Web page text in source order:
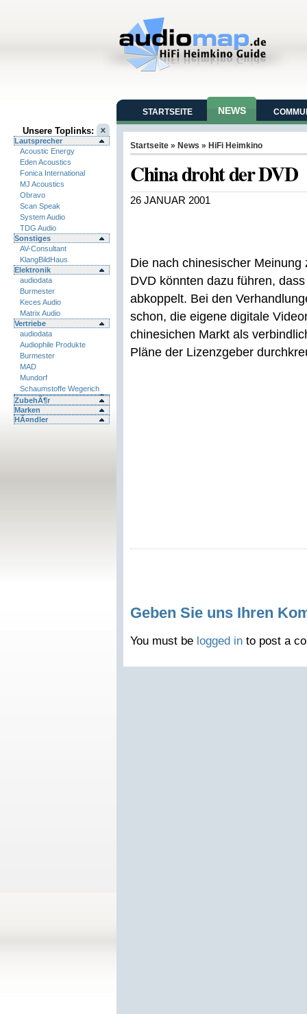
Unsere Toplinks:
Lautsprecher
Acoustic Energy
Eden Acoustics
Fonica International
MJ Acoustics
Obravo
Scan Speak
System Audio
TDG Audio
Sonstiges
AV-Consultant
KlangBildHaus
Elektronik
audiodata
Burmester
Keces Audio
Matrix Audio
Vertriebe
audiodata
Audiophile Produkte
Burmester
MAD
Mundorf
Schaumstoffe Wegerich
ZubehÃ¶r
Marken
HÃ¤ndler
STARTSEITE NEWS
Startseite » News » HiFi Heimkino
China droht der DVD
26 JANUAR 2001
Die nach chinesischer
DVD könnten dazu führen,
abkoppelt. Bei den
schon, die eigene digitale
chinesichen Markt als
Pläne der Lizenzgeber
Geben Sie uns Ihren
You must be logged in to post a